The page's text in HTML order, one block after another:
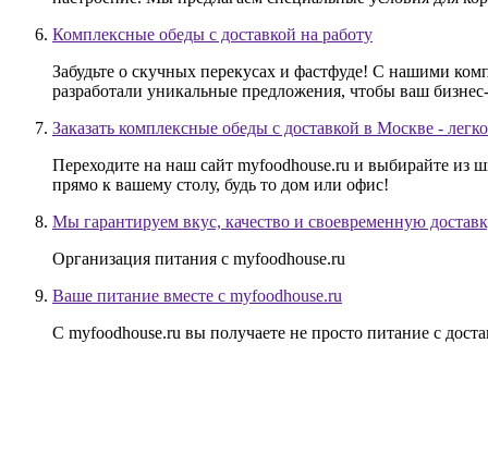
Комплексные обеды с доставкой на работу
Забудьте о скучных перекусах и фастфуде! С нашими
разработали уникальные предложения, чтобы ваш
Заказать комплексные обеды с доставкой в Москве -
Переходите на наш сайт myfoodhouse.ru и выбирайте из
прямо к вашему столу, будь то дом или офис!
Мы гарантируем вкус, качество и своевременную
Организация питания с myfoodhouse.ru
Ваше питание вместе с myfoodhouse.ru
С myfoodhouse.ru вы получаете не просто питание с